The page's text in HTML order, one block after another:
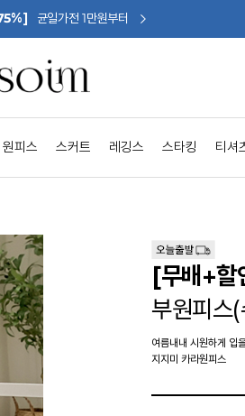
균일가전 1만원부터
원피스 스커트 레깅스 스타킹 티셔
[무배+할
부원피스
여름내내 시원하게 입
지지미 카라원피스